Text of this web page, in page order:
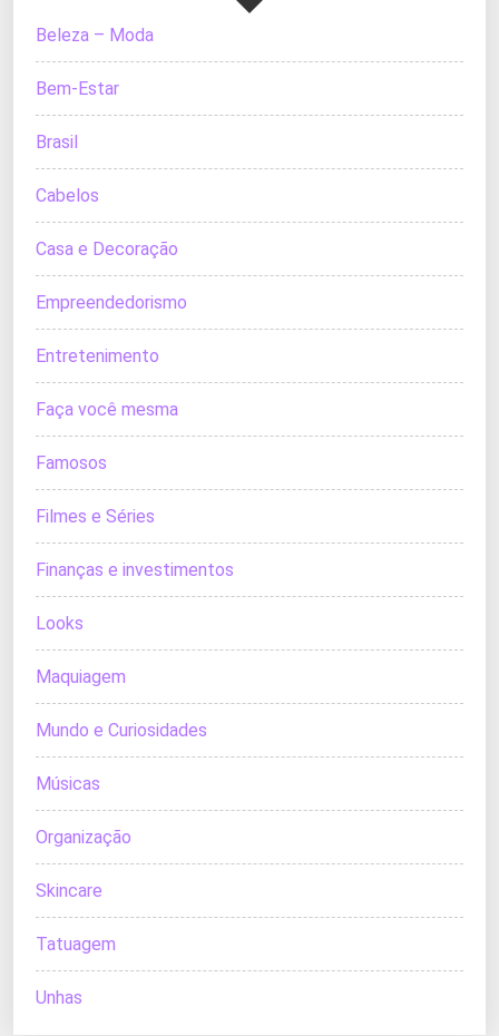
Beleza – Moda
Bem-Estar
Brasil
Cabelos
Casa e Decoração
Empreendedorismo
Entretenimento
Faça você mesma
Famosos
Filmes e Séries
Finanças e investimentos
Looks
Maquiagem
Mundo e Curiosidades
Músicas
Organização
Skincare
Tatuagem
Unhas